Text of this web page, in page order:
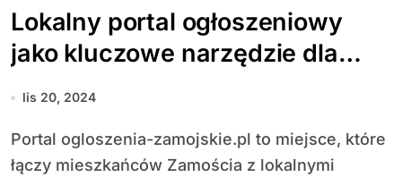
Lokalny portal ogłoszeniowy
jako kluczowe narzędzie dla
społeczności Zamościa
lis 20, 2024
Portal ogloszenia-zamojskie.pl to miejsce, które
łączy mieszkańców Zamościa z lokalnymi